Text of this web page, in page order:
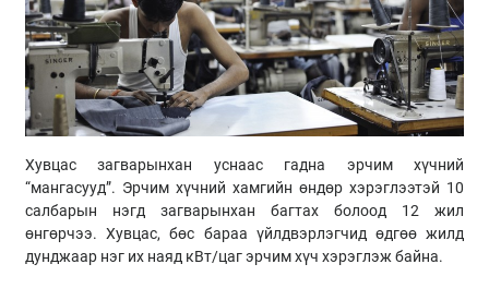
Хувцас загварынхан уснаас гадна эрчим хүчний
“мангасууд”. Эрчим хүчний хамгийн өндөр хэрэглээтэй 10
салбарын нэгд загварынхан багтах болоод 12 жил
өнгөрчээ. Хувцас, бөс бараа үйлдвэрлэгчид өдгөө жилд
дунджаар нэг их наяд кВт/цаг эрчим хүч хэрэглэж байна.